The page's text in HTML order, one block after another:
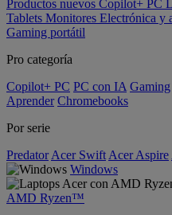
Productos nuevos Copilot+ PC
Tablets Monitores Electrónica y
Gaming portátil
Pro categoría
Copilot+ PC PC con IA Gaming
Aprender Chromebooks
Por serie
Predator Acer Swift Acer Aspire
Windows
AMD Ryzen™